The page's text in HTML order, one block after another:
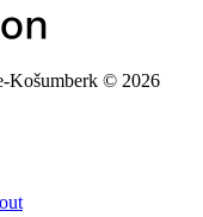
Košumberk © 2026